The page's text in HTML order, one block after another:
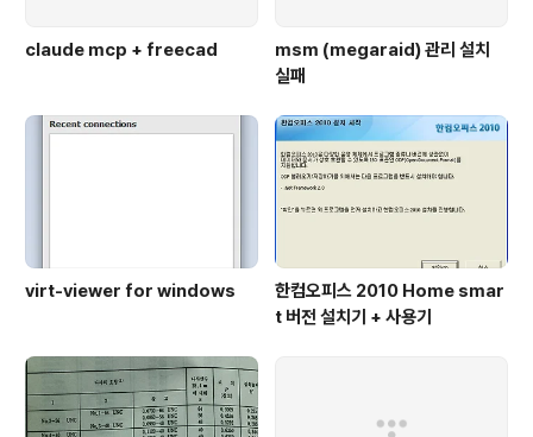
claude mcp + freecad
msm (megaraid) 관리 설치
실패
virt-viewer for windows
한컴오피스 2010 Home smar
t 버전 설치기 + 사용기